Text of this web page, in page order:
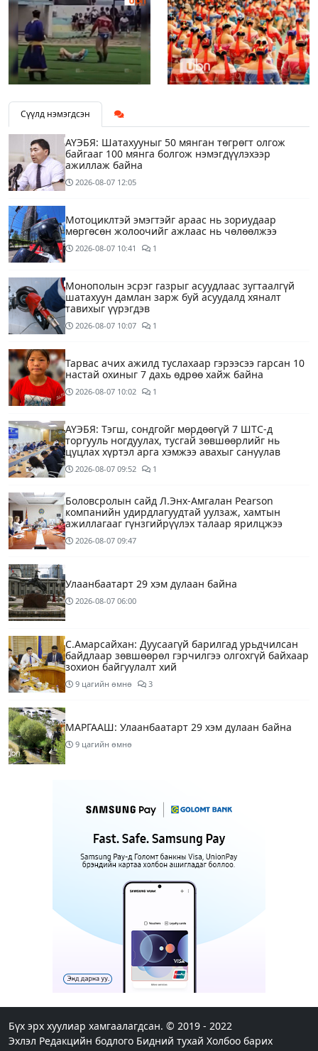
Сүүлд нэмэгдсэн
АҮЭБЯ: Шатахууныг 50 мянган төгрөгт олгож
байгааг 100 мянга болгож нэмэгдүүлэхээр
ажиллаж байна
2026-08-07 12:05
Мотоциклтэй эмэгтэйг араас нь зориудаар
мөргөсөн жолоочийг ажлаас нь чөлөөлжээ
2026-08-07 10:41 1
Монополын эсрэг газрыг асуудлаас зугтаалгүй
шатахуун дамлан зарж буй асуудалд хяналт
тавихыг үүрэгдэв
2026-08-07 10:07 1
Тарвас ачих ажилд туслахаар гэрээсээ гарсан 10
настай охиныг 7 дахь өдрөө хайж байна
2026-08-07 10:02 1
АҮЭБЯ: Тэгш, сондгойг мөрдөөгүй 7 ШТС-д
торгууль ногдуулах, тусгай зөвшөөрлийг нь
цуцлах хүртэл арга хэмжээ авахыг сануулав
2026-08-07 09:52 1
Боловсролын сайд Л.Энх-Амгалан Pearson
компанийн удирдлагуудтай уулзаж, хамтын
ажиллагааг гүнзгийрүүлэх талаар ярилцжээ
2026-08-07 09:47
Улаанбаатарт 29 хэм дулаан байна
2026-08-07 06:00
С.Амарсайхан: Дуусаагүй барилгад урьдчилсан
байдлаар зөвшөөрөл гэрчилгээ олгохгүй байхаар
зохион байгуулалт хий
9 цагийн өмнө 3
МАРГААШ: Улаанбаатарт 29 хэм дулаан байна
9 цагийн өмнө
ажиллагаагаа өргөжүүлнэ
Б.Дашпүрэв: Орон нутгийн иргэд намрын ургац
хураалт, хадлантай холбоотой ШТС-уудаар
зөөврийн саваар автобензин авч болно
Дуучин A Cool буюу Б.Анхбаяр Төв цэнгэлдэх
хүрээлэнгийн Үйл ажиллагаа, олон нийтийн
тоглолт хариуцсан захирлаар томилогджээ
13 цагийн өмнө 8
эхэлнэ
13 цагийн өмнө
Бүх эрх хуулиар хамгаалагдсан. © 2019 - 2022
Эхлэл Редакцийн бодлого Бидний тухай Холбоо барих